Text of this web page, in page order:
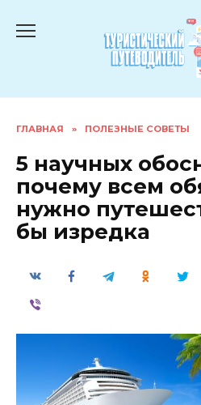
ГЛАВНАЯ » ПОЛЕЗНЫЕ СОВЕТЫ
5 научных
почему всем
нужно
бы изредка